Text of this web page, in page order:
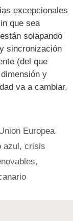
excepcionales
que sea
solapando
sincronización
(del que
y
va a cambiar,
Europea
azul,crisis
,